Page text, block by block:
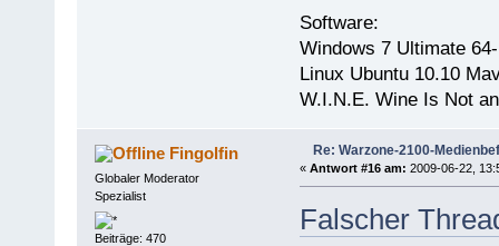
Software:
Windows 7 Ultimate
Linux Ubuntu 10.10
W.I.N.E. Wine Is Not
Fingolfin
Globaler Moderator
Spezialist
Beiträge: 470
Re: Warzone-2100-
« Antwort #16 am: 2009-06-22,
Falscher